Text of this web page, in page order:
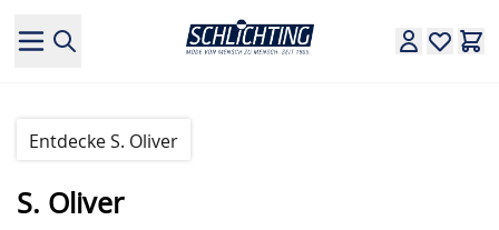
Entdecke S. Oliver
S. Oliver